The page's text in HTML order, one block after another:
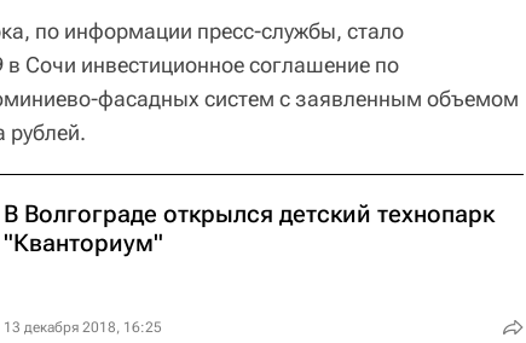
по информации пресс-службы, стало
Сочи инвестиционное соглашение по
фасадных систем с заявленным объемом
рублей.
В Волгограде открылся детский технопарк
"Кванториум"
13 декабря 2018, 16:25